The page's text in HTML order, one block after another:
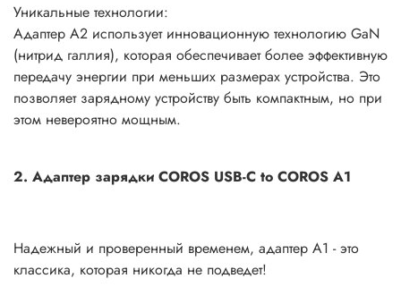
Уникальные технологии:
Адаптер A2 использует инновационную технологию GaN
(нитрид галлия), которая обеспечивает более эффективную
передачу энергии при меньших размерах устройства. Это
позволяет зарядному устройству быть компактным, но при
этом невероятно мощным.
2. Адаптер зарядки COROS USB-C to COROS A1
Надежный и проверенный временем, адаптер A1 - это
классика, которая никогда не подведет!